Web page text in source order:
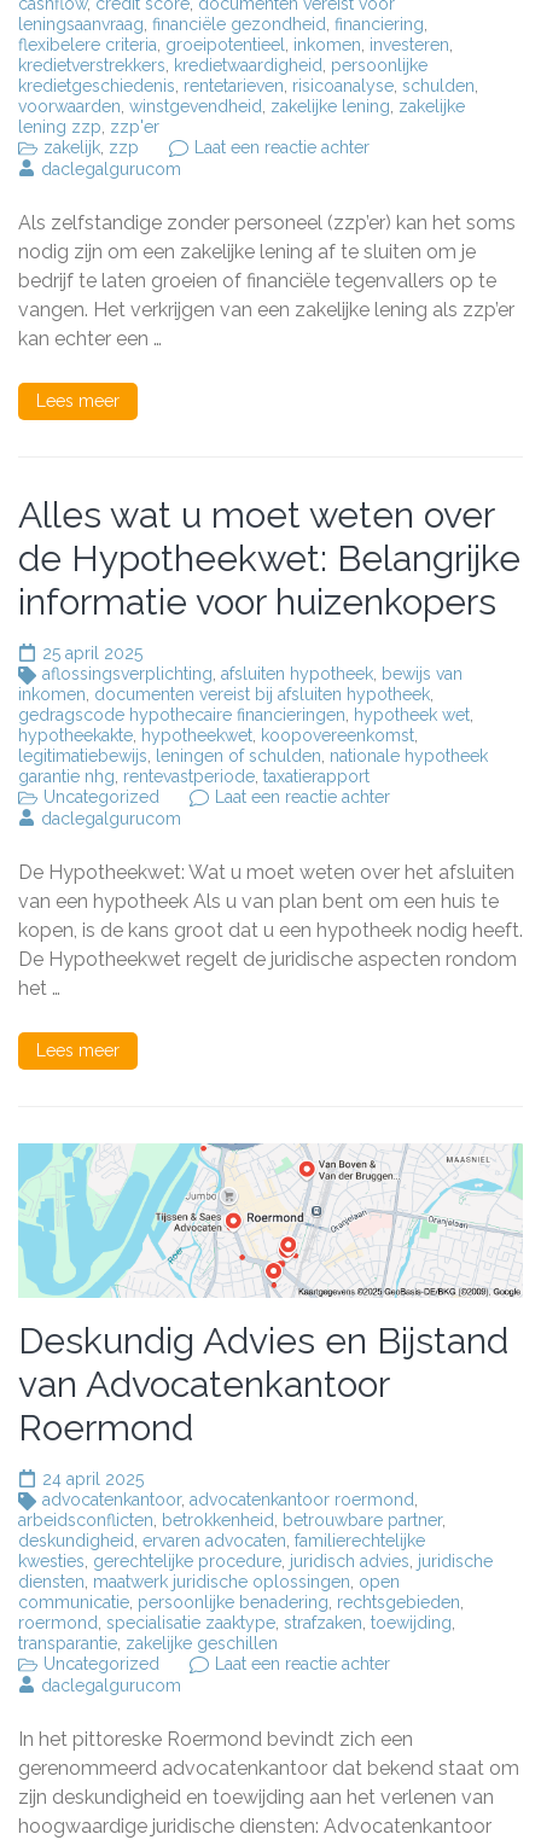
cashflow, credit score, documenten vereist voor
leningsaanvraag, financiële gezondheid, financiering,
flexibelere criteria, groeipotentieel, inkomen, investeren,
kredietverstrekkers, kredietwaardigheid, persoonlijke
kredietgeschiedenis, rentetarieven, risicoanalyse, schulden,
voorwaarden, winstgevendheid, zakelijke lening, zakelijke
lening zzp, zzp'er
zakelijk, zzp Laat een reactie achterop
moet
weten
een
zakelijke
daclegalgurucom
Als zelfstandige zonder personeel (zzp’er) kan het soms
nodig zijn om een zakelijke lening af te sluiten om je
bedrijf te laten groeien of financiële tegenvallers op te
vangen. Het verkrijgen van een zakelijke lening als zzp’er
kan echter een …
Lees meer
Alles wat u moet weten over
de Hypotheekwet: Belangrijke
informatie voor huizenkopers
25 april 2025
aflossingsverplichting, afsluiten hypotheek, bewijs van
inkomen, documenten vereist bij afsluiten hypotheek,
gedragscode hypothecaire financieringen, hypotheek wet,
hypotheekakte, hypotheekwet, koopovereenkomst,
legitimatiebewijs, leningen of schulden, nationale hypotheek
garantie nhg, rentevastperiode, taxatierapport
Uncategorized
Laat een reactie achterop
moet
weten
over
de
Hypotheekwet:
daclegalgurucom
De Hypotheekwet: Wat u moet weten over het afsluiten
van een hypotheek Als u van plan bent om een huis te
kopen, is de kans groot dat u een hypotheek nodig heeft.
De Hypotheekwet regelt de juridische aspecten rondom
het …
Lees meer
Deskundig Advies en Bijstand
van Advocatenkantoor
Roermond
24 april 2025
advocatenkantoor, advocatenkantoor roermond,
arbeidsconflicten, betrokkenheid, betrouwbare partner,
deskundigheid, ervaren advocaten, familierechtelijke
kwesties, gerechtelijke procedure, juridisch advies, juridische
diensten, maatwerk juridische oplossingen, open
communicatie, persoonlijke benadering, rechtsgebieden,
roermond, specialisatie zaaktype, strafzaken, toewijding,
transparantie, zakelijke geschillen
Uncategorized
Laat een reactie achterop
Bijstand
van
Advocatenkantoor
Roermond
daclegalgurucom
In het pittoreske Roermond bevindt zich een
gerenommeerd advocatenkantoor dat bekend staat om
zijn deskundigheid en toewijding aan het verlenen van
hoogwaardige juridische diensten: Advocatenkantoor